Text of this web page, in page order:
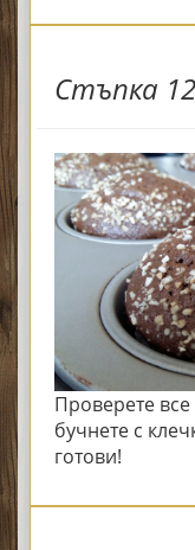
Стъпка 12
Проверете
бучнете с
готови!